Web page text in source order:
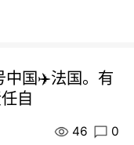
中国✈️法国。有
自
46 0